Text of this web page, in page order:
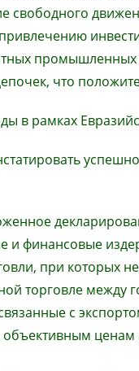
свободного
привлечению
что
в рамках
и финансовые
при
торговле между
с
ценам